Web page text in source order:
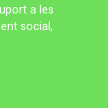
a les
social,